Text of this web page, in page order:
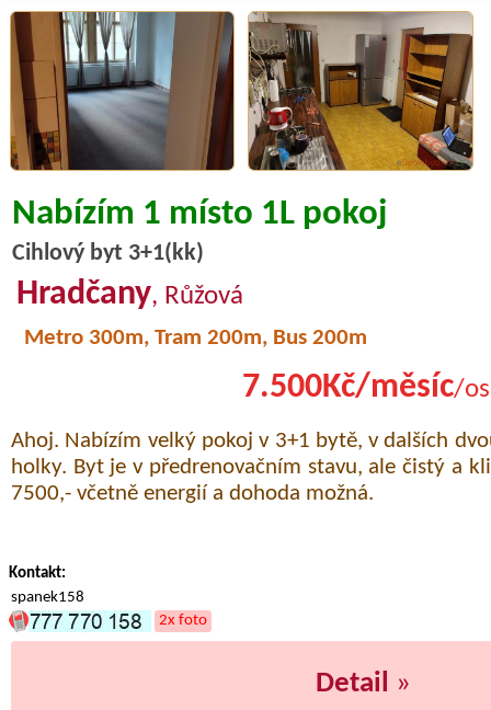
Nabízím 1 místo 1L pokoj
Cihlový byt 3+1(kk)
Hradčany, Růžová
Metro 300m, Tram 200m, Bus 200m
7.500Kč/měsíc/
Ahoj. Nabízím velký pokoj v 3+1 bytě, v dalších
holky. Byt je v předrenovačním stavu, ale čistý a
7500,- včetně energií a dohoda možná.
Kontakt:
spanek158
2x foto
Detail »